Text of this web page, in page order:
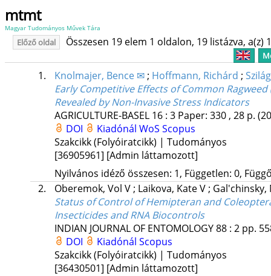
mtmt
Magyar Tudományos Művek Tára
Előző oldal Összesen 19 elem 1 oldalon, 19 listázva, a(z)
1. Knolmajer, Bence ✉; Hoffmann, Richárd ;
Early Competitive Effects of Common
Revealed by Non-Invasive Stress Indicators
AGRICULTURE-BASEL 16: 3 Paper: 330 , 28 p.
DOI
Kiadónál WoS Scopus
Szakcikk (Folyóiratcikk) | Tudományos
[36905961] [Admin láttamozott]
Nyilvános idéző összesen: 1, Független: 0,
2.
Oberemok, Vol V; Laikova, Kate V; Gal'chinsky,
Status of Control of Hemipteran and
Insecticides and RNA Biocontrols
INDIAN JOURNAL OF ENTOMOLOGY88: 2 pp.
DOI
Kiadónál Scopus
Szakcikk (Folyóiratcikk) | Tudományos
[36430501] [Admin láttamozott]